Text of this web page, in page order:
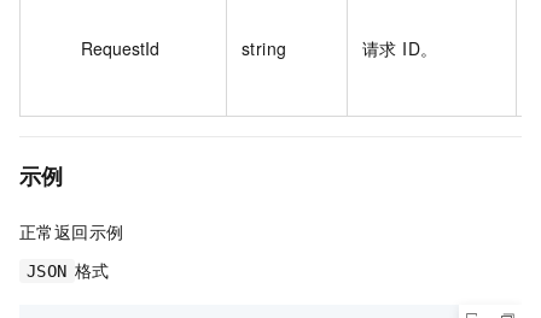
RequestId string 请求 ID。
示例
正常返回示例
JSON 格式